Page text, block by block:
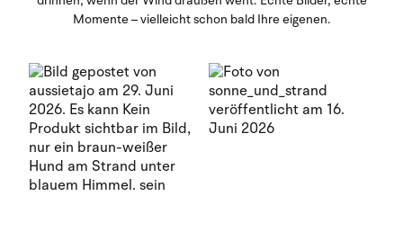
Momente – vielleicht schon bald Ihre eigenen.